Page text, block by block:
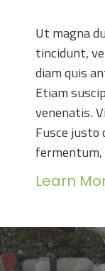
Ut magna
tincidunt,
diam quis
Etiam
venenatis.
Fusce justo
fermentum,
Learn